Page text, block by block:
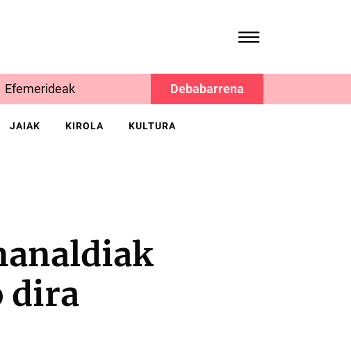
Efemerideak Debabarrena
JAIAK KIROLA KULTURA
dira